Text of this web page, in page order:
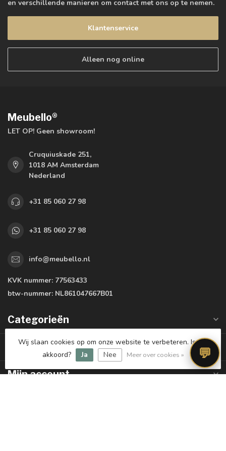
en verschillende manieren om contact met ons op te nemen.
Klantenservice
Alleen nog online
Meubello®
LET OP! Geen showroom!
Cruquiuskade 251,
1018 AM Amsterdam
Nederland
+31 85 060 27 98
+31 85 060 27 98
info@meubello.nl
KVK nummer: 77563433
btw-nummer: NL861047667B01
Categorieën
Informatie
Mijn account
💬
Wij slaan cookies op om onze website te verbeteren. Is dat
akkoord?
Ja Nee Meer over cookies »